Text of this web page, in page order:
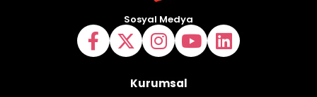
Sosyal Medya
Kurumsal